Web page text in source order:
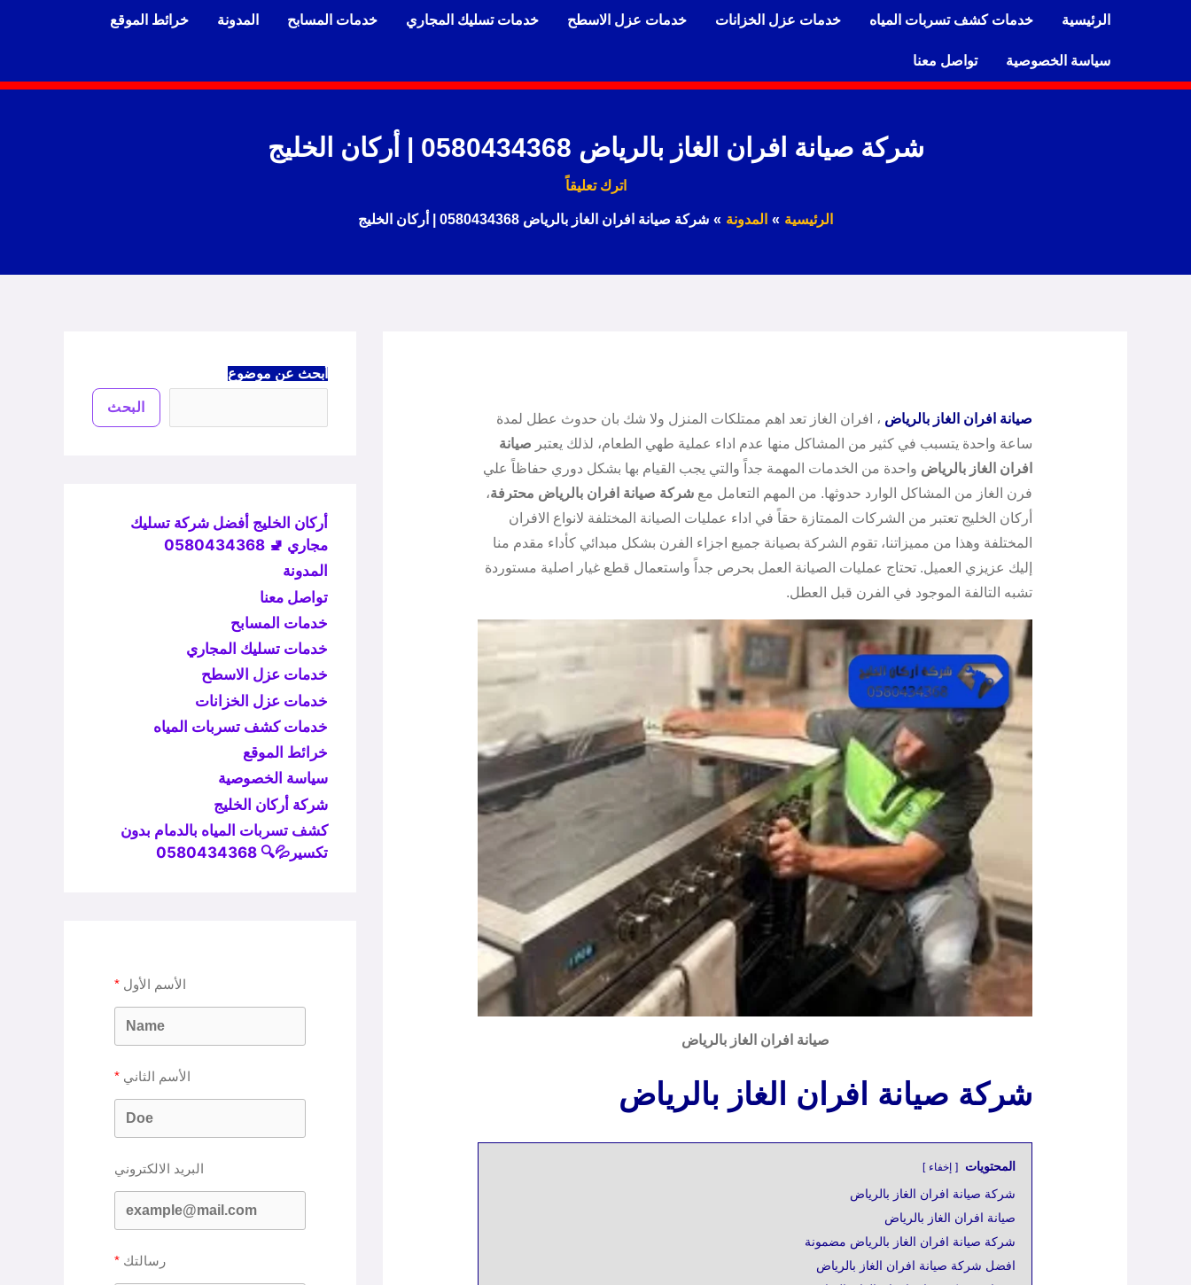
الرئيسية خدمات كشف تسربات المياه خدمات عزل الخزانات خدمات عزل الاسطح خدمات تسليك المجاري خدمات المسابح المدونة خرائط الموقع
سياسة الخصوصية تواصل معنا
شركة صيانة افران الغاز بالرياض 0580434368 | أركان الخليج
اترك تعليقاً
الرئيسية المدونة شركة صيانة افران الغاز بالرياض 0580434368 | أركان الخليج
صيانة افران الغاز بالرياض ، افران الغاز تعد اهم ممتلكات المنزل ولا شك بان حدوث عطل لمدة
ساعة واحدة يتسبب في كثير من المشاكل منها عدم اداء عملية طهي الطعام، لذلك يعتبر صيانة
افران الغاز بالرياض واحدة من الخدمات المهمة جداً والتي يجب القيام بها بشكل دوري حفاظاً علي
فرن الغاز من المشاكل الوارد حدوثها. من المهم التعامل مع شركة صيانة افران بالرياض محترفة،
أركان الخليج تعتبر من الشركات الممتازة حقاً في اداء عمليات الصيانة المختلفة لانواع الافران
المختلفة وهذا من مميزاتنا، تقوم الشركة بصيانة جميع اجزاء الفرن بشكل مبدائي كأداء مقدم منا
إليك عزيزي العميل. تحتاج عمليات الصيانة العمل بحرص جداً واستعمال قطع غيار اصلية مستوردة
تشبه التالفة الموجود في الفرن قبل العطل.
صيانة افران الغاز بالرياض
شركة صيانة افران الغاز بالرياض
المحتويات إخفاء
شركة صيانة افران الغاز بالرياض
صيانة افران الغاز بالرياض
شركة صيانة افران الغاز بالرياض مضمونة
افضل شركة صيانة افران الغاز بالرياض
أبحث عن موضوع
البحث
أركان الخليج أفضل شركة تسليك
مجاري 🚽 0580434368
المدونة
تواصل معنا
خدمات المسابح
خدمات تسليك المجاري
خدمات عزل الاسطح
خدمات عزل الخزانات
خدمات كشف تسربات المياه
خرائط الموقع
سياسة الخصوصية
شركة أركان الخليج
كشف تسربات المياه بالدمام بدون
تكسير💦🔍 0580434368
الأسم الأول
الأسم الثاني
البريد الالكتروني
رسالتك